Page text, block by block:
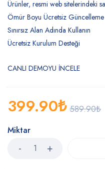
Ürünler, resmi web sitelerindeki
Ömür Boyu Ücretsiz Güncelleme
Sınırsız Alan Adında Kullanın
Ücretsiz Kurulum Desteği
CANLI DEMOYU İNCELE
589.90₺
399.90₺
Miktar